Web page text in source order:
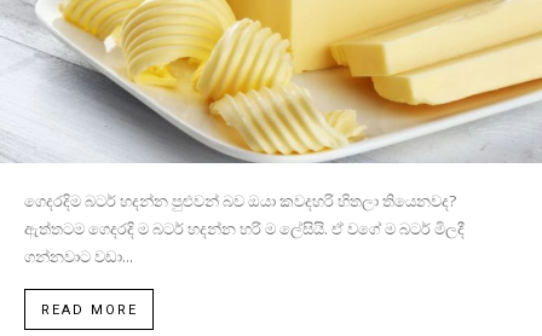
ගෙදරදිම බටර් හදන්න පුළුවන් බව ඔයා කවදහරි හිතලා තියෙනවද?
ඇත්තටම ගෙදරදි ම බටර් හදන්න හරි ම ලේසියි. ඒ වගේ ම බටර් මිලදී
ගන්නවාට වඩා...
READ MORE